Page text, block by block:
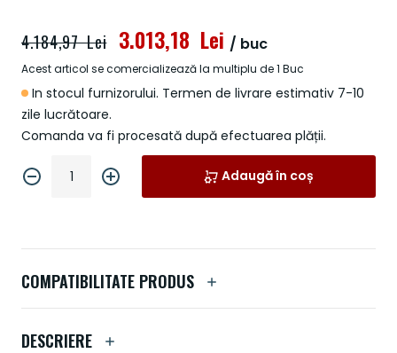
In stocul furnizorului. Termen de livrare estimativ 7-10
zile lucrătoare.
Comanda va fi procesată după efectuarea plății.
3.013,18 Lei
4.184,97 Lei / buc
Acest articol se comercializează la multiplu de 1 Buc
Adaugă în coș
imagini
COMPATIBILITATE PRODUS
DESCRIERE